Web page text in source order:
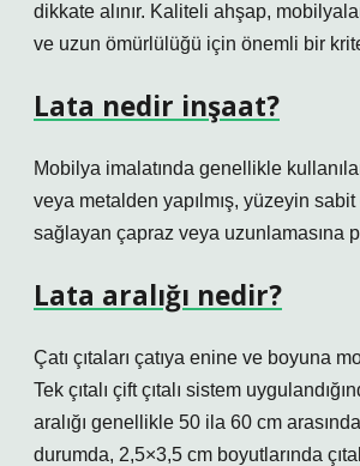
dikkate alınır. Kaliteli ahşap,
ve uzun ömürlülüğü için önemli bir
Lata nedir inşaat?
Mobilya imalatında genellikle
veya metalden yapılmış, yüzeyin sabit
sağlayan çapraz veya uzunlamasına
Lata aralığı nedir?
Çatı çıtaları çatıya enine ve boyuna
Tek çıtalı çift çıtalı sistem
aralığı genellikle 50 ila 60 cm arasında
durumda, 2,5×3,5 cm boyutlarında